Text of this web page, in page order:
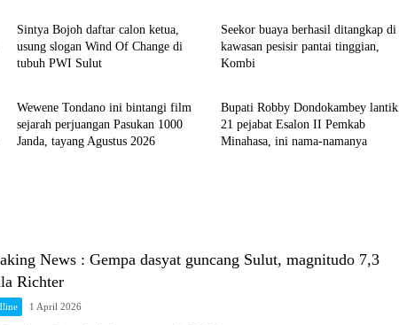
Sintya Bojoh daftar calon ketua,
usung slogan Wind Of Change di
tubuh PWI Sulut
Seekor buaya berhasil ditangkap di
kawasan pesisir pantai tinggian,
Kombi
Wewene Tondano ini bintangi film
sejarah perjuangan Pasukan 1000
Janda, tayang Agustus 2026
Bupati Robby Dondokambey lantik
21 pejabat Esalon II Pemkab
Minahasa, ini nama-namanya
News : Gempa dasyat guncang Sulut, magnitudo 7,3
Richter
1 April 2026